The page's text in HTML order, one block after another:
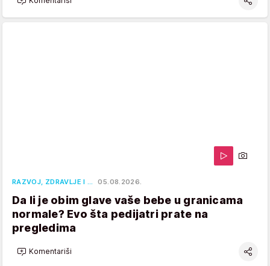
RAZVOJ, ZDRAVLJE I … 05.08.2026.
Da li je obim glave vaše bebe u granicama
normale? Evo šta pedijatri prate na
pregledima
Komentariši